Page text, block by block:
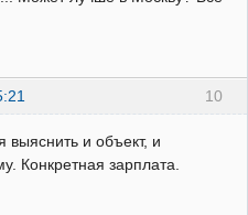
10
выяснить и объект, и
Конкретная зарплата.